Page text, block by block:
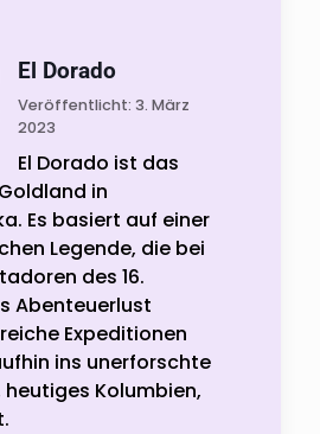
El Dorado
Veröffentlicht: 3. März
2023
El Dorado ist das
in
Es basiert auf einer
Legende, die bei
des 16.
Abenteuerlust
Expeditionen
ins unerforschte
Kolumbien,